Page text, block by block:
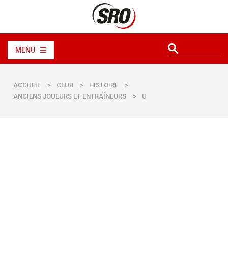
MENU
ACCUEIL > CLUB > HISTOIRE
>
ANCIENS JOUEURS ET ENTRAÎNEURS
> U